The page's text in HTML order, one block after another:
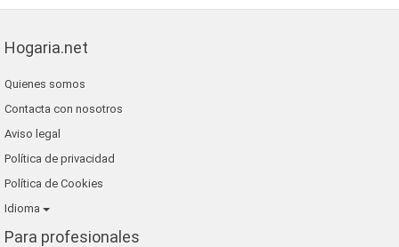
Hogaria.net
Quienes somos
Contacta con nosotros
Aviso legal
Política de privacidad
Política de Cookies
Idioma
Para profesionales